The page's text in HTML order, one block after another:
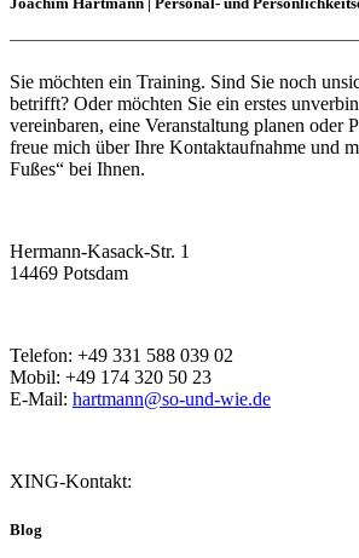
Sie möchten ein Training. Sind Sie noch
betrifft? Oder möchten Sie ein erstes
vereinbaren, eine Veranstaltung planen oder
freue mich über Ihre Kontaktaufnahme und
Fußes“ bei Ihnen.
Hermann-Kasack-Str. 1
14469 Potsdam
Telefon: +49 331 588 039 02
Mobil: +49 174 320 50 23
E-Mail: hartmann@so-und-wie.de
XING-Kontakt:
Blog